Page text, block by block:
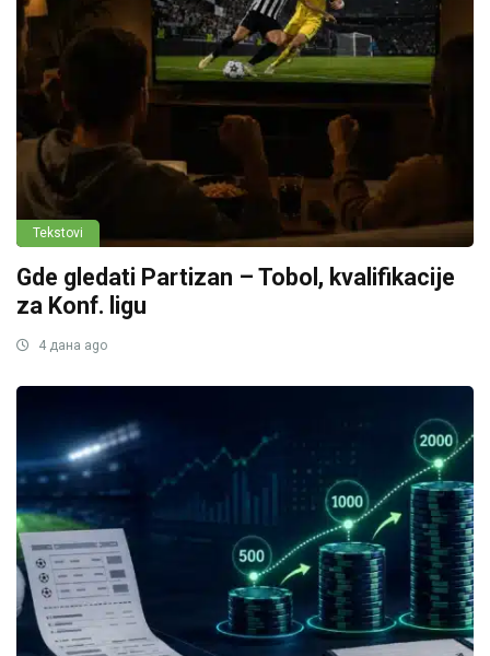
Tekstovi
Gde gledati Partizan – Tobol, kvalifikacije
za Konf. ligu
4 дана ago